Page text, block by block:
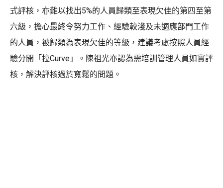
式評核，亦難以找出5%的人員歸類至表現欠佳的第四至第
六級，擔心最終令努力工作、經驗較淺及未適應部門工作
的人員，被歸類為表現欠佳的等級，建議考慮按照人員經
驗分開「拉Curve」。陳祖光亦認為需培訓管理人員如實評
核，解決評核過於寬鬆的問題。